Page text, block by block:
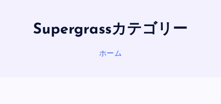
Supergrassカテゴリー
ホーム